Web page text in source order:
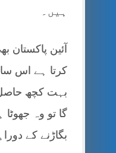
ہیں۔
آئین پاکستان
کرتا ہے اس
بہت کچھ
گا تو وہ
بگاڑنے کے